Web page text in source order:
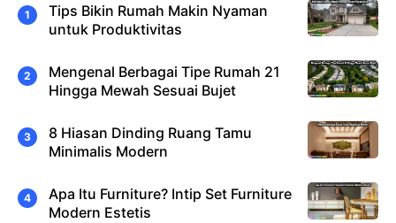
Tips Bikin Rumah Makin Nyaman
untuk Produktivitas
Mengenal Berbagai Tipe Rumah 21
Hingga Mewah Sesuai Bujet
8 Hiasan Dinding Ruang Tamu
Minimalis Modern
Apa Itu Furniture? Intip Set Furniture
Modern Estetis